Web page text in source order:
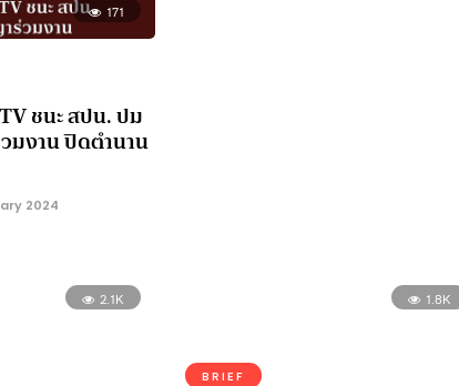
171
ชนะ สปน. ปม
งาน ปิดตำนาน
2024
2.1K 1.8K
BRIEF